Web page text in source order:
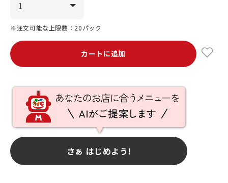
※注文可能な上限数：20パック
カートに追加
さぁ はじめよう!